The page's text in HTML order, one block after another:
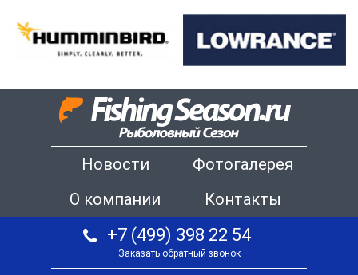
Новости
Фотогалерея
О компании
Контакты
+7 (499) 398 22 54
Заказать обратный звонок